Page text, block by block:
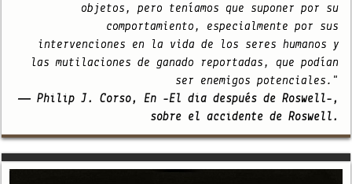
objetos, pero teníamos que suponer por su
comportamiento, especialmente por sus
intervenciones en la vida de los seres humanos y
las mutilaciones de ganado reportadas, que podían
ser enemigos potenciales."
— Philip J. Corso, En -El día después de Roswell-,
sobre el accidente de Roswell.